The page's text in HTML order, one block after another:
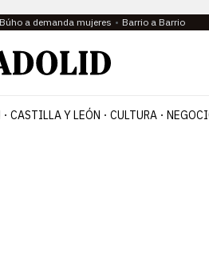
Búho a demanda mujeres Barrio a Barrio
CASTILLA Y LEÓN CULTURA